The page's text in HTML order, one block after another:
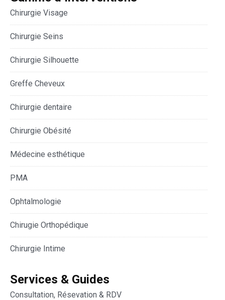
Chirurgie Visage
Chirurgie Seins
Chirurgie Silhouette
Greffe Cheveux
Chirurgie dentaire
Chirurgie Obésité
Médecine esthétique
PMA
Ophtalmologie
Chirugie Orthopédique
Chirurgie Intime
Services & Guides
Consultation, Résevation & RDV